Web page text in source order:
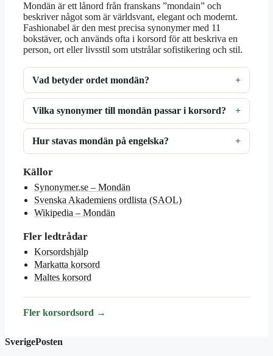
Mondän är ett lånord från franskans ”mondain” och
beskriver något som är världsvant, elegant och modernt.
Fashionabel är den mest precisa synonymer med 11
bokstäver, och används ofta i korsord för att beskriva en
person, ort eller livsstil som utstrålar sofistikering och stil.
Vad betyder ordet mondän?
Vilka synonymer till mondän passar i korsord?
Hur stavas mondän på engelska?
Källor
Synonymer.se – Mondän
Svenska Akademiens ordlista (SAOL)
Wikipedia – Mondän
Fler ledtrådar
Korsordshjälp
Markatta korsord
Maltes korsord
Fler korsordsord →
SverigePosten